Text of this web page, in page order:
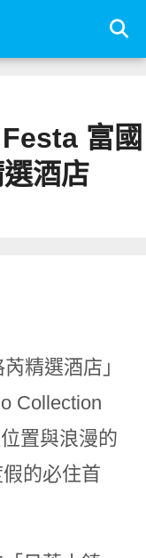
富國
酒店
精選酒店」
Collection
置與浪漫的
的必住首